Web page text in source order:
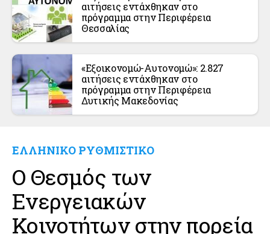
αιτήσεις εντάχθηκαν στο
πρόγραμμα στην Περιφέρεια
Θεσσαλίας
«Εξοικονομώ-Αυτονομώ»: 2.827
αιτήσεις εντάχθηκαν στο
πρόγραμμα στην Περιφέρεια
Δυτικής Μακεδονίας
ΕΛΛΗΝΙΚΟ ΡΥΘΜΙΣΤΙΚΟ
Ο Θεσμός των
Ενεργειακών
Κοινοτήτων στην πορεία